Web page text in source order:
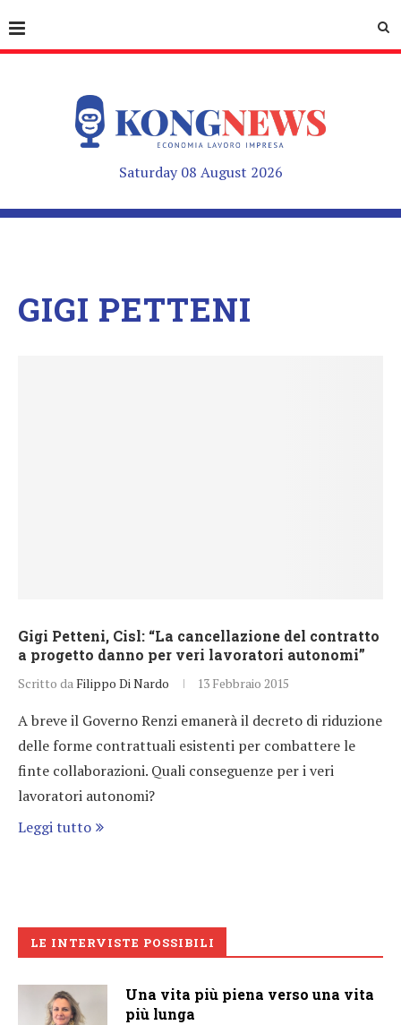
Saturday 08 August 2026
GIGI PETTENI
Gigi Petteni, Cisl: “La cancellazione del contratto
a progetto danno per veri lavoratori autonomi”
Scritto da Filippo Di Nardo 13 Febbraio 2015
A breve il Governo Renzi emanerà il decreto di riduzione
delle forme contrattuali esistenti per combattere le
finte collaborazioni. Quali conseguenze per i veri
lavoratori autonomi?
Leggi tutto
LE INTERVISTE POSSIBILI
Una vita più piena verso una vita
più lunga